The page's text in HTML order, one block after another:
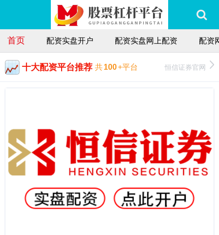
首页 配资实盘开户 配资实盘网上配资 配资
十大配资平台推荐 共100+平台 恒信证券官网